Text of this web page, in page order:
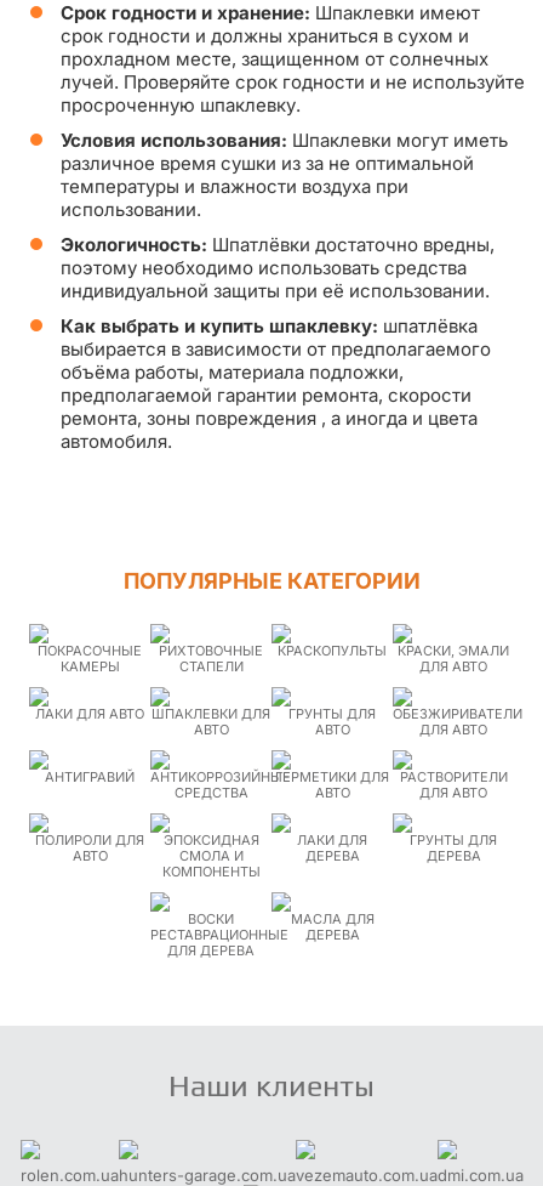
Срок годности и хранение: Шпаклевки имеют
срок годности и должны храниться в сухом и
прохладном месте, защищенном от солнечных
лучей. Проверяйте срок годности и не используйте
просроченную шпаклевку.
Условия использования: Шпаклевки могут иметь
различное время сушки из за не оптимальной
температуры и влажности воздуха при
использовании.
Экологичность: Шпатлёвки достаточно вредны,
поэтому необходимо использовать средства
индивидуальной защиты при её использовании.
Как выбрать и купить шпаклевку: шпатлёвка
выбирается в зависимости от предполагаемого
объёма работы, материала подложки,
предполагаемой гарантии ремонта, скорости
ремонта, зоны повреждения , а иногда и цвета
автомобиля.
ПОПУЛЯРНЫЕ КАТЕГОРИИ
ПОКРАСОЧНЫЕ
КАМЕРЫ
РИХТОВОЧНЫЕ
СТАПЕЛИ
КРАСКОПУЛЬТЫ
КРАСКИ, ЭМАЛИ
ДЛЯ АВТО
ЛАКИ ДЛЯ АВТО ШПАКЛЕВКИ ДЛЯ
АВТО
ГРУНТЫ ДЛЯ
АВТО
ОБЕЗЖИРИВАТЕЛИ
ДЛЯ АВТО
АНТИГРАВИЙ
АНТИКОРРОЗИЙНЫЕ
СРЕДСТВА
ГЕРМЕТИКИ ДЛЯ
АВТО
РАСТВОРИТЕЛИ
ДЛЯ АВТО
ПОЛИРОЛИ ДЛЯ
АВТО
ЭПОКСИДНАЯ
СМОЛА И
КОМПОНЕНТЫ
ЛАКИ ДЛЯ
ДЕРЕВА
ГРУНТЫ ДЛЯ
ДЕРЕВА
ВОСКИ
РЕСТАВРАЦИОННЫЕ
ДЛЯ ДЕРЕВА
МАСЛА ДЛЯ
ДЕРЕВА
Наши клиенты
rolen.com.uahunters-garage.com.uavezemauto.com.uadmi.com.ua